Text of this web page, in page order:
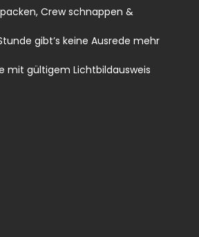
Crew schnappen &
gibt’s keine Ausrede mehr
mit gültigem Lichtbildausweis